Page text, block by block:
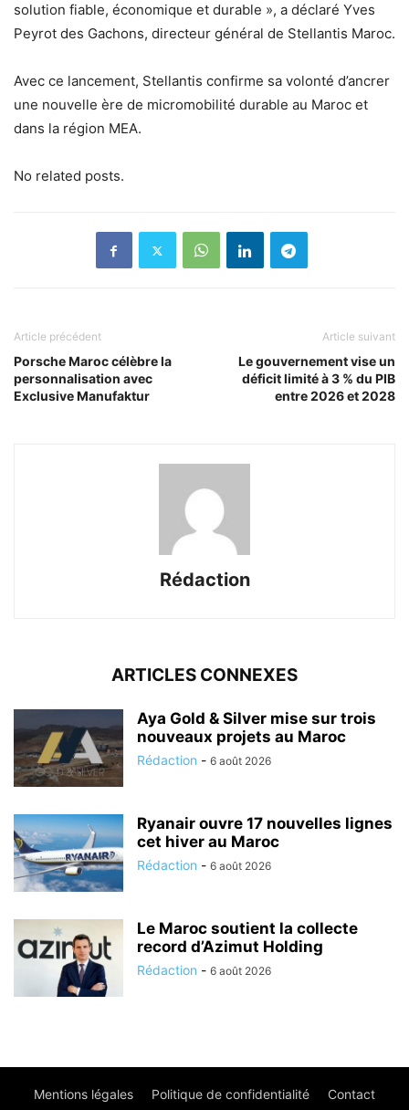
solution fiable, économique et durable », a déclaré Yves
Peyrot des Gachons, directeur général de Stellantis Maroc.
Avec ce lancement, Stellantis confirme sa volonté d’ancrer
une nouvelle ère de micromobilité durable au Maroc et
dans la région MEA.
No related posts.
Article précédent
Porsche Maroc célèbre la
personnalisation avec
Exclusive Manufaktur
Article suivant
Le gouvernement vise un
déficit limité à 3 % du PIB
entre 2026 et 2028
Rédaction
ARTICLES CONNEXES
Aya Gold & Silver mise sur trois
nouveaux projets au Maroc
Rédaction - 6 août 2026
Ryanair ouvre 17 nouvelles lignes
cet hiver au Maroc
Rédaction - 6 août 2026
Le Maroc soutient la collecte
record d’Azimut Holding
Rédaction - 6 août 2026
Mentions légales Politique de confidentialité Contact